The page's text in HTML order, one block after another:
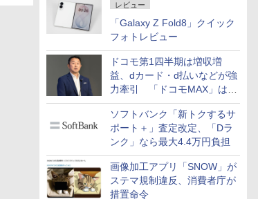
レビュー
「Galaxy Z Fold8」クイック
フォトレビュー
ドコモ第1四半期は増収増
益、dカード・d払いなどが強
力牽引 「ドコモMAX」は
400万契約突破
ソフトバンク「新トクするサ
ポート＋」査定改定、「Dラ
ンク」なら最大4.4万円負担
画像加工アプリ「SNOW」が
ステマ規制違反、消費者庁が
措置命令